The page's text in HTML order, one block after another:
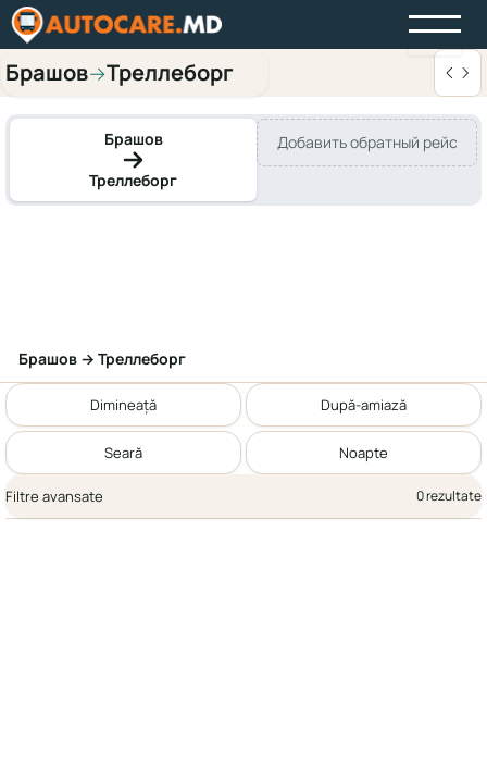
Брашов→Треллеборг
Брашов
Треллеборг
Добавить обратный рейс
Брашов → Треллеборг
Dimineață După-amiază
Seară Noapte
Filtre avansate 0 rezultate